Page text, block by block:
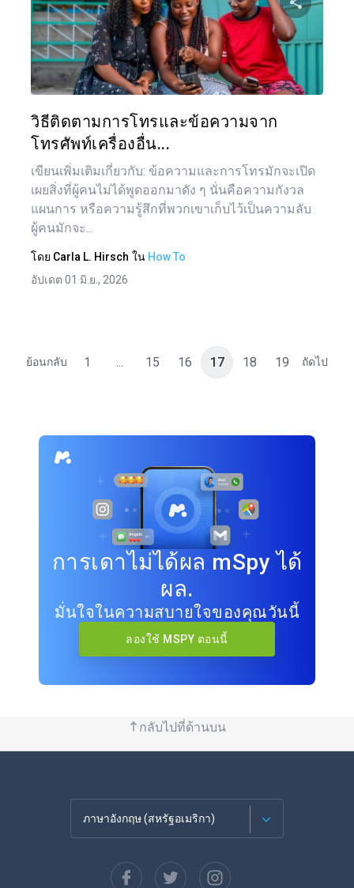
แบ่งปั
วิธีติดตามการโทรและข้อความจาก
โทรศัพท์เครื่องอื่น...
เขียนเพิ่มเติมเกี่ยวกับ: ข้อความและการโทรมักจะเปิด
เผยสิ่งที่ผู้คนไม่ได้พูดออกมาดัง ๆ นั่นคือความกังวล
แผนการ หรือความรู้สึกที่พวกเขาเก็บไว้เป็นความลับ
ผู้คนมักจะ...
โดย Carla L. Hirsch ใน How To
อัปเดต 01 มิ.ย., 2026
ย้อนกลับ 1 ... 15 16 17 18 19 ถัดไป
การเดาไม่ได้ผล mSpy ได้
ผล.
มั่นใจในความสบายใจของคุณวันนี้
ลองใช้ MSPY ตอนนี้
กลับไปที่ด้านบน
ภาษาอังกฤษ (สหรัฐอเมริกา)